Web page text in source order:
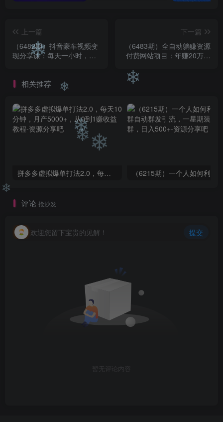
上一篇
（6482期）抖音豪车视频变
现分享课：每天一小时，月
下一篇
（6483期）全自动躺赚资源
付费网站项目：年赚20万长
相关推荐
拼多多虚拟爆单打法2.0，每天10分钟，月产5000+，从0到1赚收益教程
评论 抢沙发
欢迎您留下宝贵的见解！ 提交
暂无评论内容
❄
❄
❄
❄